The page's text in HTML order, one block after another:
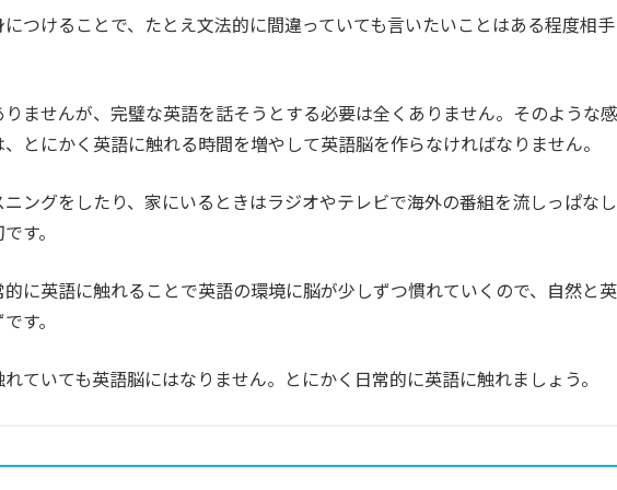
つけることで、たとえ文法的に間違っていても言いたいことはある程度相手
ませんが、完璧な英語を話そうとする必要は全くありません。そのような感
とにかく英語に触れる時間を増やして英語脳を作らなければなりません。
ングをしたり、家にいるときはラジオやテレビで海外の番組を流しっぱなし
す。
に英語に触れることで英語の環境に脳が少しずつ慣れていくので、自然と英
す。
ていても英語脳にはなりません。とにかく日常的に英語に触れましょう。